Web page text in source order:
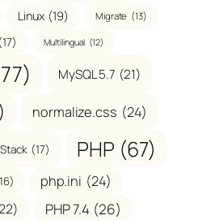
Linux (19) Migrate (13)
(17) Multilingual (12)
MySQL 5.7 (21)
normalize.css (24)
(17) PHP (67)
php.ini (24)
PHP 7.4 (26)